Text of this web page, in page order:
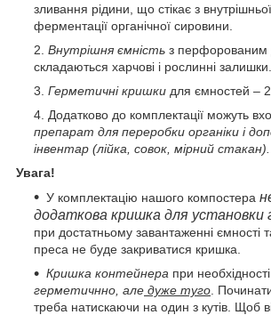
зливання рідини, що стікає з
ферментації органічної сировини.
Внутрішня ємність з перфорованим
складаються харчові і рослинні залишки.
Герметичні кришки для ємностей –
Додатково до комплектації можуть
препарат для переробки органіки і
інвентар (лійка, совок, мірний стакан).
Увага!
У комплектацію нашого компостера
додаткова кришка для установки
при достатньому завантаженні ємності
преса не буде закриватися кришка.
Кришка контейнера при необхідності
герметичнно, але дуже туго .
треба натискаючи на один з кутів. Щоб